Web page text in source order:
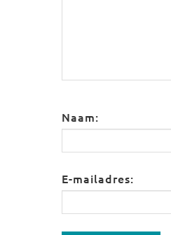
Naam:
E-mailadres: